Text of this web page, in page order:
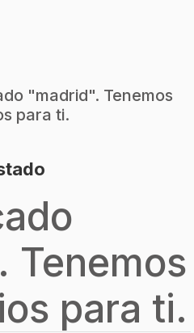
"madrid". Tenemos
para ti.
Tenemos
para ti.